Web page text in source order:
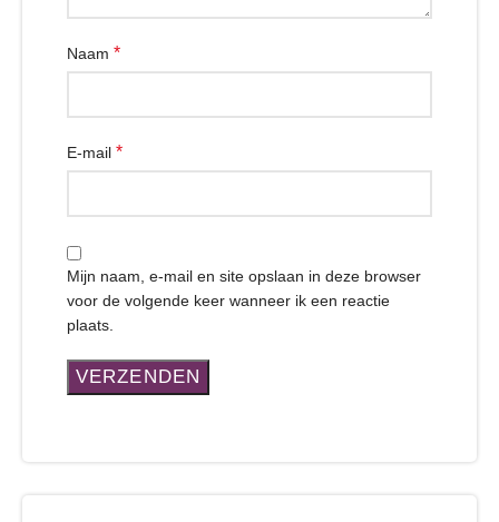
Naam *
E-mail *
Mijn naam, e-mail en site opslaan in deze browser
voor de volgende keer wanneer ik een reactie
plaats.